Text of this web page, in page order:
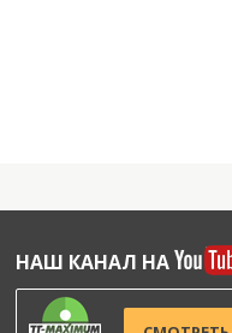
НАШ КАНАЛ НА